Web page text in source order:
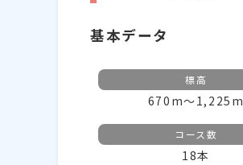
基本データ
標高
670m～1,225m
コース数
18本